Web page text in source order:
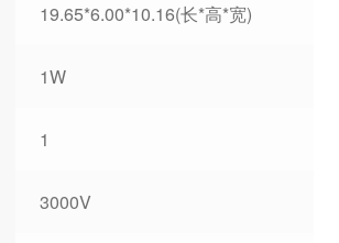
19.65*6.00*10.16(长*高*宽)
1W
1
3000V